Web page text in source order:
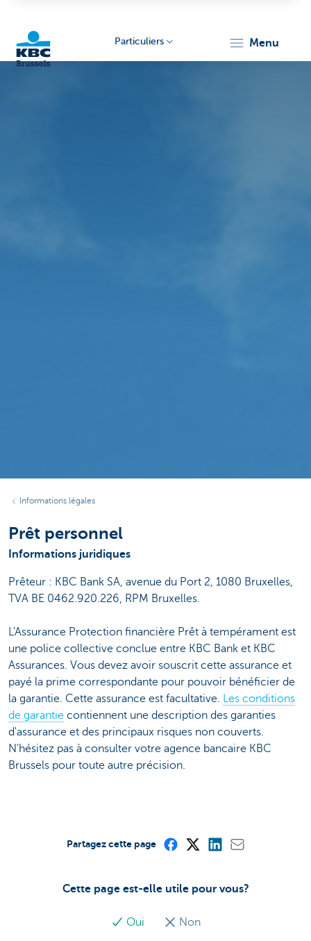
Particuliers menu
Informations légales
Prêt personnel
Informations juridiques
Prêteur : KBC Bank SA, avenue du Port 2, 1080 Bruxelles,
TVA BE 0462.920.226, RPM Bruxelles.
L'Assurance Protection financière Prêt à tempérament est
une police collective conclue entre KBC Bank et KBC
Assurances. Vous devez avoir souscrit cette assurance et
payé la prime correspondante pour pouvoir bénéficier de
la garantie. Cette assurance est facultative. Les conditions
de garantie contiennent une description des garanties
d'assurance et des principaux risques non couverts.
N'hésitez pas à consulter votre agence bancaire KBC
Brussels pour toute autre précision.
Cette page est-elle utile pour vous?
Oui Non
Partagez cette page